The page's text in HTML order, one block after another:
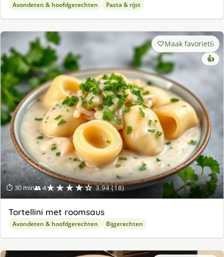
Avondeten & hoofdgerechten Pasta & rijst
⏱ 30 min👥 4★★★★☆ 3.94 (18)
Maak favoriet6
👍
Tortellini met roomsaus
Avondeten & hoofdgerechten Bijgerechten